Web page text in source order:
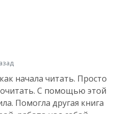
начала читать. Просто
С помощью этой
Помогла другая книга